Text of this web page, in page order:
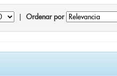
Ordenar por